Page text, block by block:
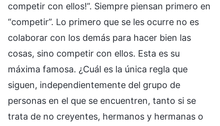
competir con ellos!”. Siempre piensan primero en
“competir”. Lo primero que se les ocurre no es
colaborar con los demás para hacer bien las
cosas, sino competir con ellos. Esta es su
máxima famosa. ¿Cuál es la única regla que
siguen, independientemente del grupo de
personas en el que se encuentren, tanto si se
trata de no creyentes, hermanos y hermanas o